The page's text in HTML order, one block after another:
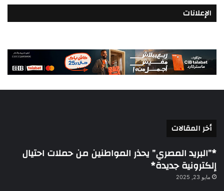
الإعلانات
أخر المقالات
*”البريد المصري” يحذر المواطنين من حملات احتيال
إلكترونية جديدة*
مايو 23, 2025